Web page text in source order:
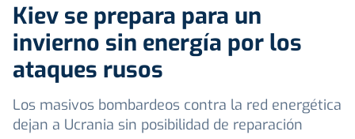
Kiev se prepara para un
invierno sin energía por los
ataques rusos
Los masivos bombardeos contra la red energética
dejan a Ucrania sin posibilidad de reparación